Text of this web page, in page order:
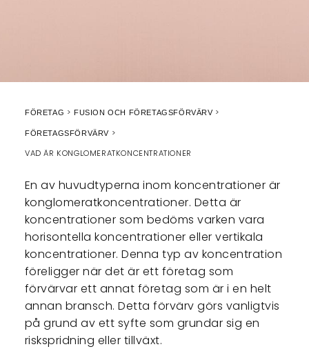
FÖRETAG FUSION OCH FÖRETAGSFÖRVÄRV
FÖRETAGSFÖRVÄRV
VAD ÄR KONGLOMERATKONCENTRATIONER
En av huvudtyperna inom koncentrationer är
konglomeratkoncentrationer. Detta är
koncentrationer som bedöms varken vara
horisontella koncentrationer eller vertikala
koncentrationer. Denna typ av koncentration
föreligger när det är ett företag som
förvärvar ett annat företag som är i en helt
annan bransch. Detta förvärv görs vanligtvis
på grund av ett syfte som grundar sig en
riskspridning eller tillväxt.